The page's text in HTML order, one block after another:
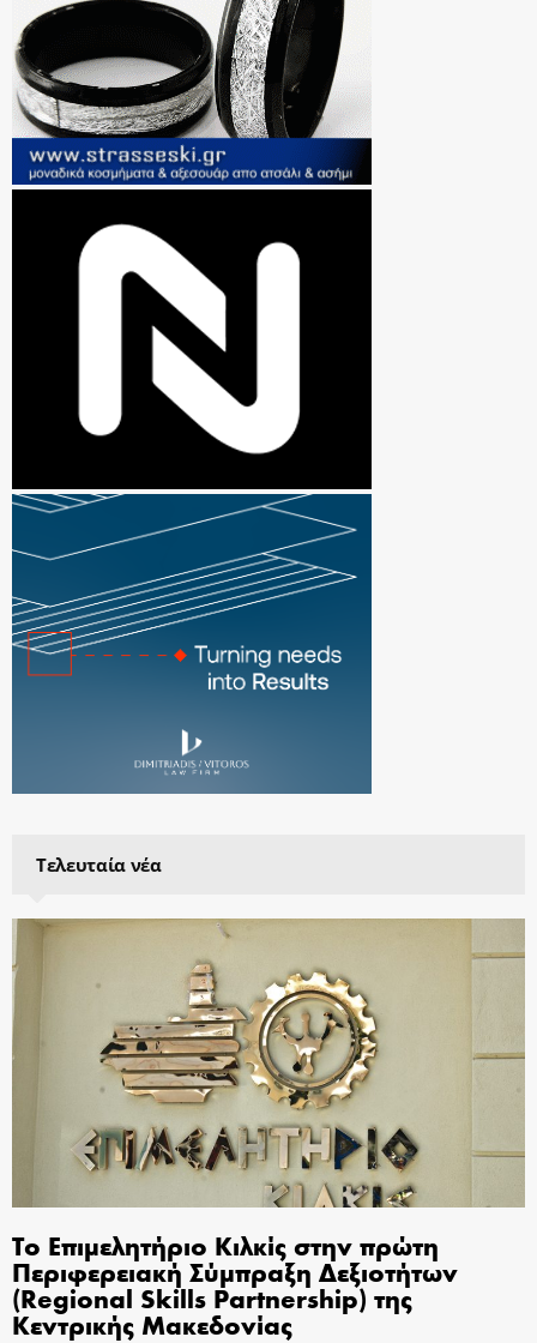
Τελευταία νέα
Το Επιμελητήριο Κιλκίς στην πρώτη
Περιφερειακή Σύμπραξη Δεξιοτήτων
(Regional Skills Partnership) της
Κεντρικής Μακεδονίας